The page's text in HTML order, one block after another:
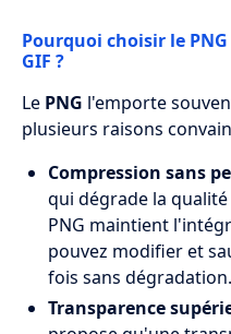
Pourquoi choisir le
GIF ?
Le PNG l'emporte
plusieurs raisons
Compression sans
qui dégrade la
PNG maintient
pouvez modifier et
fois sans dégradation.
Transparence